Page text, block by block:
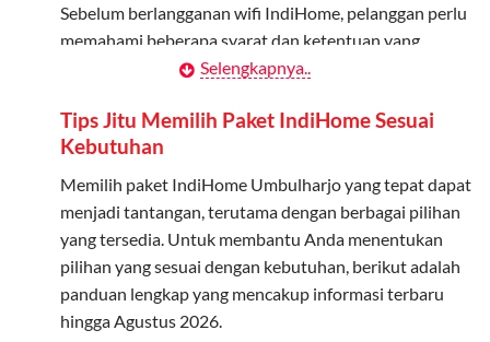
Tidak Berlaku untuk Roaming
Kuota ini hanya bisa digunakan di dalam negeri.
Cara Menggunakan Kuota Keluarga
Daftarkan Anggota: Admin dapat mendaftarkan anggota
melalui aplikasi MyTelkomsel atau website Telkomsel One.
Bagikan Kuota: Setelah terdaftar, anggota bisa langsung
menggunakan kuota keluarga.
Pantau Penggunaan: Admin dapat memantau penggunaan
Sebelum berlangganan wifi IndiHome, pelanggan perlu
memahami beberapa syarat dan ketentuan yang
Kontrak Berlangganan
Pelanggan harus menandatangani Kontrak
Berlangganan yang mencakup data pelanggan, jenis
layanan indihome Umbulharjo yang dipilih, serta syarat
dan ketentuan yang berlaku. Kontrak ini dapat diubah
atau ditambah sesuai kebutuhan.
Biaya Pasang Baru (PSB)
Selengkapnya..
Tips Jitu Memilih Paket IndiHome Sesuai
Kebutuhan
Memilih paket IndiHome Umbulharjo yang tepat dapat
menjadi tantangan, terutama dengan berbagai pilihan
yang tersedia. Untuk membantu Anda menentukan
pilihan yang sesuai dengan kebutuhan, berikut adalah
panduan lengkap yang mencakup informasi terbaru
hingga Agustus 2026.